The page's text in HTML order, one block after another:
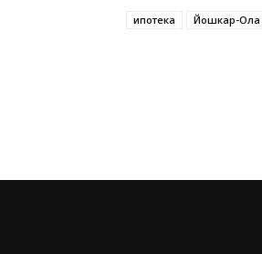
ипотека Йошкар-Ола